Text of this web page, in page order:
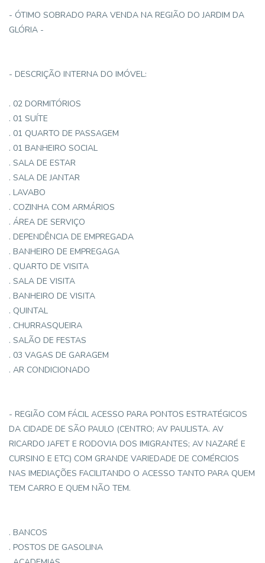
- ÓTIMO SOBRADO PARA VENDA NA REGIÃO DO JARDIM DA
GLÓRIA -
- DESCRIÇÃO INTERNA DO IMÓVEL:
. 02 DORMITÓRIOS
. 01 SUÍTE
. 01 QUARTO DE PASSAGEM
. 01 BANHEIRO SOCIAL
. SALA DE ESTAR
. SALA DE JANTAR
. LAVABO
. COZINHA COM ARMÁRIOS
. ÁREA DE SERVIÇO
. DEPENDÊNCIA DE EMPREGADA
. BANHEIRO DE EMPREGAGA
. QUARTO DE VISITA
. SALA DE VISITA
. BANHEIRO DE VISITA
. QUINTAL
. CHURRASQUEIRA
. SALÃO DE FESTAS
. 03 VAGAS DE GARAGEM
. AR CONDICIONADO
- REGIÃO COM FÁCIL ACESSO PARA PONTOS ESTRATÉGICOS
DA CIDADE DE SÃO PAULO (CENTRO; AV PAULISTA. AV
RICARDO JAFET E RODOVIA DOS IMIGRANTES; AV NAZARÉ E
CURSINO E ETC) COM GRANDE VARIEDADE DE COMÉRCIOS
NAS IMEDIAÇÕES FACILITANDO O ACESSO TANTO PARA QUEM
TEM CARRO E QUEM NÃO TEM.
. BANCOS
. POSTOS DE GASOLINA